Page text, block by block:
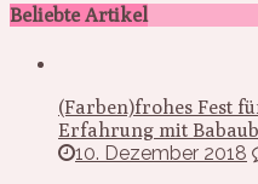
Beliebte Artikel
(Farben)frohes Fest
Erfahrung mit
10. Dezember 2018